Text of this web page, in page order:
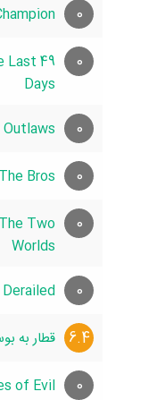
0
0
Last 49
Days
0
0
The Bros
0
Two
Worlds
0
Derailed
6.4 قطار به
0
of Evil